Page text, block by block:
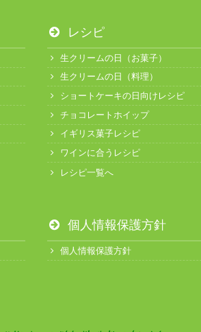
レシピ
生クリームの日（お菓子）
生クリームの日（料理）
ショートケーキの日向けレシピ
チョコレートホイップ
イギリス菓子レシピ
ワインに合うレシピ
レシピ一覧へ
個人情報保護方針
個人情報保護方針